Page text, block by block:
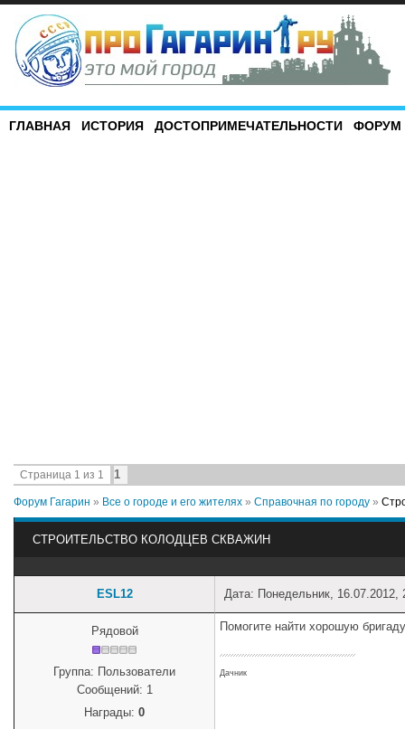
ГЛАВНАЯ ИСТОРИЯ ДОСТОПРИМЕЧАТЕЛЬНОСТИ ФОРУМ
Страница 1 из 1 1
Форум Гагарин » Все о городе и его жителях » Справочная по городу »
СТРОИТЕЛЬСТВО КОЛОДЦЕВ СКВАЖИН
ESL12 Дата: Понедельник,
Рядовой
Группа: Пользователи
Сообщений: 1
Награды: 0
Помогите найти хорошую
Дачник